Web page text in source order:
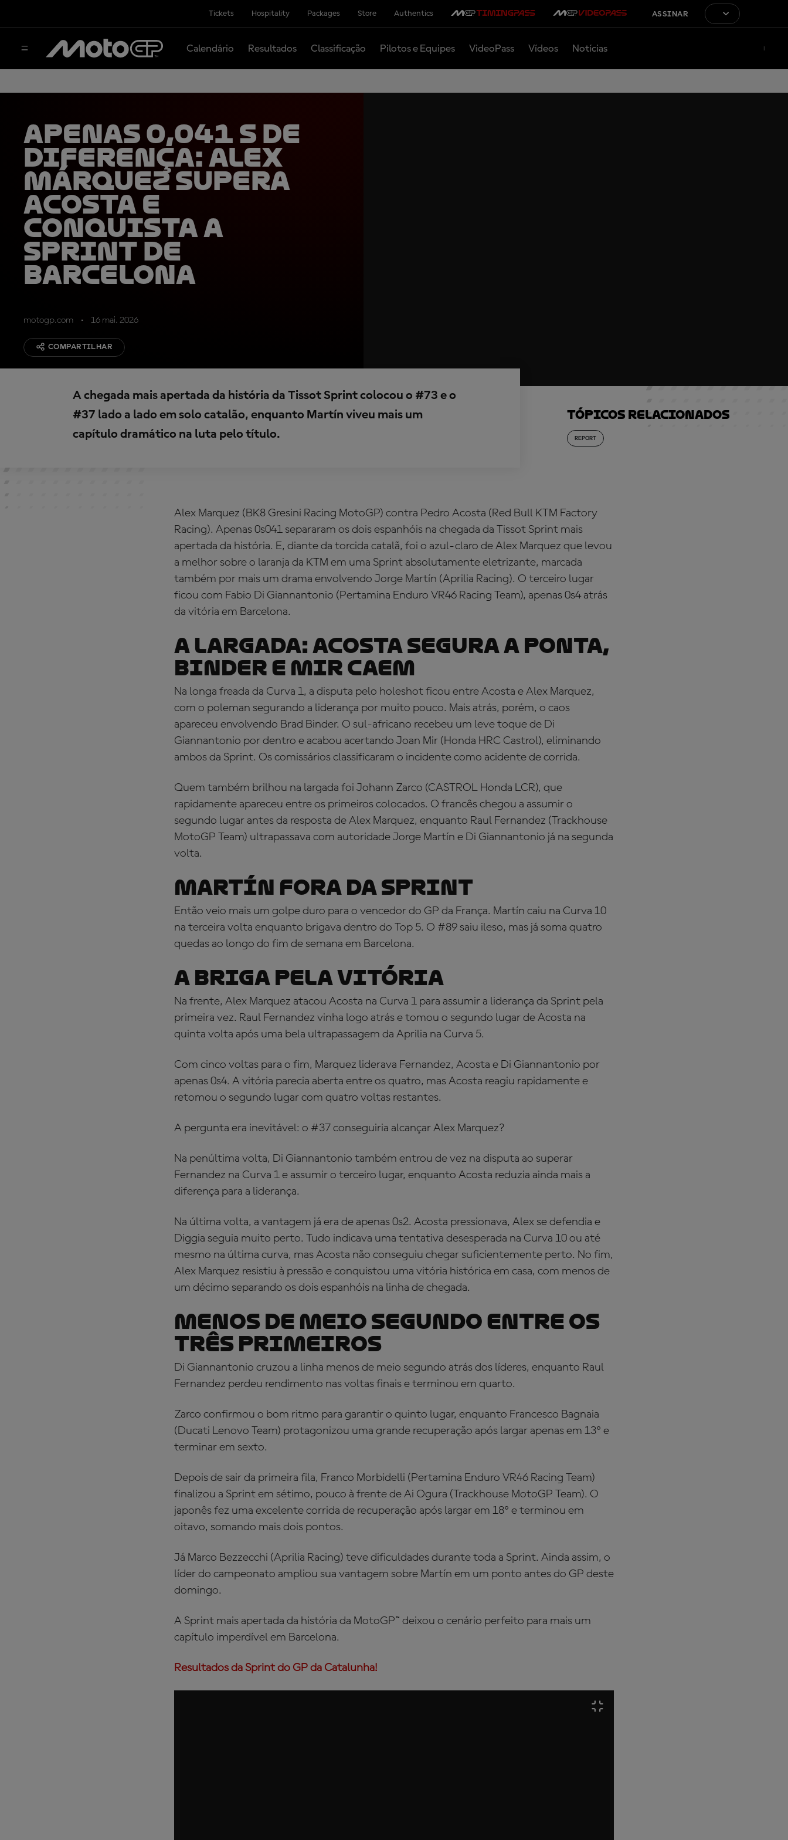
Tickets Hospitality Packages Store Authentics ASSINAR
Calendário Resultados Classificação Pilotos e Equipes VideoPass Vídeos Notícias
Apenas 0,041 s de
diferença: Alex
Márquez supera
Acosta e
conquista a
Sprint de
Barcelona
motogp.com 16 mai. 2026
COMPARTILHAR
A chegada mais apertada da história da Tissot Sprint colocou o #73 e o
#37 lado a lado em solo catalão, enquanto Martín viveu mais um
capítulo dramático na luta pelo título.
Tópicos relacionados
REPORT
Alex Marquez (BK8 Gresini Racing MotoGP) contra Pedro Acosta (Red Bull KTM Factory
Racing). Apenas 0s041 separaram os dois espanhóis na chegada da Tissot Sprint mais
apertada da história. E, diante da torcida catalã, foi o azul-claro de Alex Marquez que levou
a melhor sobre o laranja da KTM em uma Sprint absolutamente eletrizante, marcada
também por mais um drama envolvendo Jorge Martín (Aprilia Racing). O terceiro lugar
ficou com Fabio Di Giannantonio (Pertamina Enduro VR46 Racing Team), apenas 0s4 atrás
da vitória em Barcelona.
A LARGADA: ACOSTA SEGURA A PONTA,
BINDER E MIR CAEM
Na longa freada da Curva 1, a disputa pelo holeshot ficou entre Acosta e Alex Marquez,
com o poleman segurando a liderança por muito pouco. Mais atrás, porém, o caos
apareceu envolvendo Brad Binder. O sul-africano recebeu um leve toque de Di
Giannantonio por dentro e acabou acertando Joan Mir (Honda HRC Castrol), eliminando
ambos da Sprint. Os comissários classificaram o incidente como acidente de corrida.
Quem também brilhou na largada foi Johann Zarco (CASTROL Honda LCR), que
rapidamente apareceu entre os primeiros colocados. O francês chegou a assumir o
segundo lugar antes da resposta de Alex Marquez, enquanto Raul Fernandez (Trackhouse
MotoGP Team) ultrapassava com autoridade Jorge Martín e Di Giannantonio já na segunda
volta.
MARTÍN FORA DA SPRINT
Então veio mais um golpe duro para o vencedor do GP da França. Martín caiu na Curva 10
na terceira volta enquanto brigava dentro do Top 5. O #89 saiu ileso, mas já soma quatro
quedas ao longo do fim de semana em Barcelona.
A BRIGA PELA VITÓRIA
Na frente, Alex Marquez atacou Acosta na Curva 1 para assumir a liderança da Sprint pela
primeira vez. Raul Fernandez vinha logo atrás e tomou o segundo lugar de Acosta na
quinta volta após uma bela ultrapassagem da Aprilia na Curva 5.
Com cinco voltas para o fim, Marquez liderava Fernandez, Acosta e Di Giannantonio por
apenas 0s4. A vitória parecia aberta entre os quatro, mas Acosta reagiu rapidamente e
retomou o segundo lugar com quatro voltas restantes.
A pergunta era inevitável: o #37 conseguiria alcançar Alex Marquez?
Na penúltima volta, Di Giannantonio também entrou de vez na disputa ao superar
Fernandez na Curva 1 e assumir o terceiro lugar, enquanto Acosta reduzia ainda mais a
diferença para a liderança.
Na última volta, a vantagem já era de apenas 0s2. Acosta pressionava, Alex se defendia e
Diggia seguia muito perto. Tudo indicava uma tentativa desesperada na Curva 10 ou até
mesmo na última curva, mas Acosta não conseguiu chegar suficientemente perto. No fim,
Alex Marquez resistiu à pressão e conquistou uma vitória histórica em casa, com menos de
um décimo separando os dois espanhóis na linha de chegada.
MENOS DE MEIO SEGUNDO ENTRE OS
TRÊS PRIMEIROS
Di Giannantonio cruzou a linha menos de meio segundo atrás dos líderes, enquanto Raul
Fernandez perdeu rendimento nas voltas finais e terminou em quarto.
Zarco confirmou o bom ritmo para garantir o quinto lugar, enquanto Francesco Bagnaia
(Ducati Lenovo Team) protagonizou uma grande recuperação após largar apenas em 13º e
terminar em sexto.
Depois de sair da primeira fila, Franco Morbidelli (Pertamina Enduro VR46 Racing Team)
finalizou a Sprint em sétimo, pouco à frente de Ai Ogura (Trackhouse MotoGP Team). O
japonês fez uma excelente corrida de recuperação após largar em 18º e terminou em
oitavo, somando mais dois pontos.
Já Marco Bezzecchi (Aprilia Racing) teve dificuldades durante toda a Sprint. Ainda assim, o
líder do campeonato ampliou sua vantagem sobre Martín em um ponto antes do GP deste
domingo.
A Sprint mais apertada da história da MotoGP™ deixou o cenário perfeito para mais um
capítulo imperdível em Barcelona.
Resultados da Sprint do GP da Catalunha!